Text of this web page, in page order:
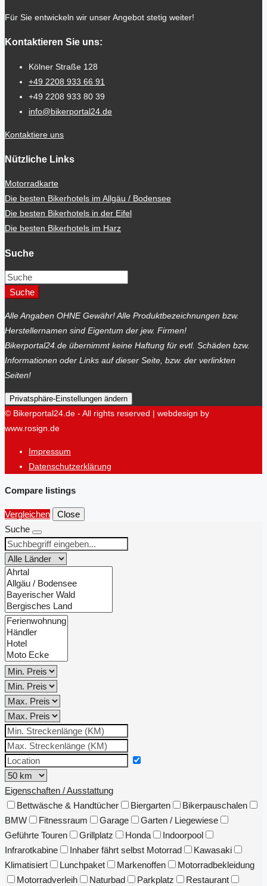
Für Sie entwickeln wir unser Angebot stetig weiter!
Kontaktieren Sie uns:
Kölner Straße 128
+49 2208 933 66 91
+49 2208 933 80 39
info@bikerportal24.de
Kontaktiere uns
Nützliche Links
Motorradkarte
Die besten Bikerhotels im Allgäu / Bodensee
Die besten Bikerhotels in der Eifel
Die besten Bikerhotels im Harz
Suche
Suche
Alle Angaben OHNE Gewähr! Alle Produktbezeichnungen bzw.
Herstellernamen sind Eigentum der jew. Firmen!
Bikerportal24.de übernimmt keine Haftung für evtl. Schäden bzw.
Informationen oder Links auf dieser Seite, bzw. der verlinkten
Seiten!
Privatsphäre-Einstellungen ändern
© Bikerportal24.de - All rights reserved | webdesign by
www.rosign.de
Impressum
Datenschutzerklärung
Compare listings
Vergleichen
Close
Suche
Eigenschaften / Ausstattung
Bettwäsche & Handtücher
Biergarten
Bikerpauschalen
BMW
Fitnessraum Garage
Garten / Liegewiese
Geführte Touren
Grillplatz Honda
Indoorpool
Infrarotkabine
Inhaber fährt selbst Motorrad
Kawasaki
Klimatisiert
Lunchpaket Markenoffen
Motorradbekleidung
Motorradverleih
Naturbad Parkplatz
Restaurant